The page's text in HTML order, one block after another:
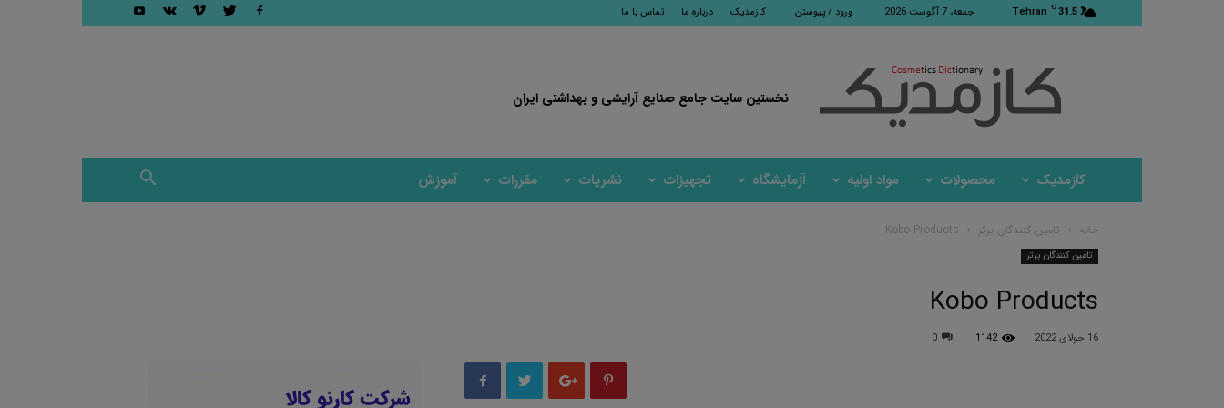
31.5
C
Tehran جمعه، 7 آگوست 2026 ورود / پیوستن کازمدیک درباره ما تماس با ما
نخستین سایت جامع صنایع آرایشی و بهداشتی ایران
کازمدیک محصولات مواد اولیه آزمایشگاه تجهیزات نشریات مقررات آموزش
خانه تامین کنندگان برتر Kobo Products
تامین کنندگان برتر
Kobo Products
16 جولای 2022 1142
0